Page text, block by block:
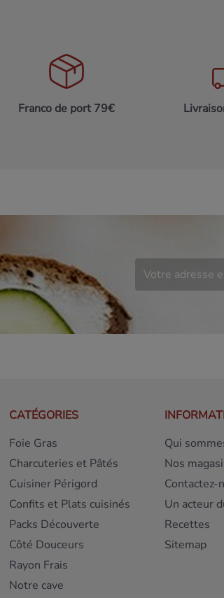
Franco de port 79€
CATÉGORIES
Foie Gras
Charcuteries et Pâtés
Cuisiner Périgord
Confits et Plats cuisinés
Packs Découverte
Côté Douceurs
Rayon Frais
Notre cave
Qui
Nos
Contactez-
Un acteur
Recettes
Sitemap